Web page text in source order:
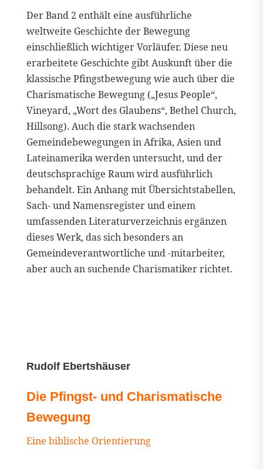
Der Band 2 enthält eine ausführliche
weltweite Geschichte der Bewegung
einschließlich wichtiger Vorläufer. Diese neu
erarbeitete Geschichte gibt Auskunft über die
klassische Pfingstbewegung wie auch über die
Charismatische Bewegung („Jesus People“,
Vineyard, „Wort des Glaubens“, Bethel Church,
Hillsong). Auch die stark wachsenden
Gemeindebewegungen in Afrika, Asien und
Lateinamerika werden untersucht, und der
deutschsprachige Raum wird ausführlich
behandelt. Ein Anhang mit Übersichtstabellen,
Sach- und Namensregister und einem
umfassenden Literaturverzeichnis ergänzen
dieses Werk, das sich besonders an
Gemeindeverantwortliche und -mitarbeiter,
aber auch an suchende Charismatiker richtet.
Rudolf Ebertshäuser
Die Pfingst- und Charismatische
Bewegung
Eine biblische Orientierung